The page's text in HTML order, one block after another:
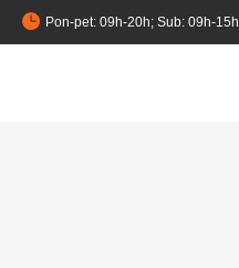
Pon-pet: 09h-20h; Sub: 09h-15h